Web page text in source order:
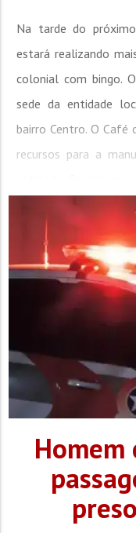
Na tarde do
estará realizando
colonial com bingo.
sede da entidade
bairro Centro. O
recursos para a
entidade. Os
preço do café...
Homem